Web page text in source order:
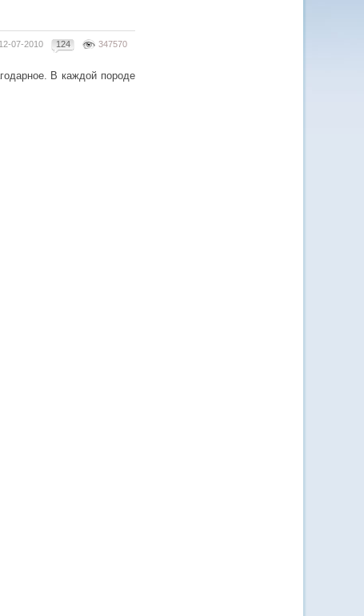
347570
124
12-07-2010
В каждой породе